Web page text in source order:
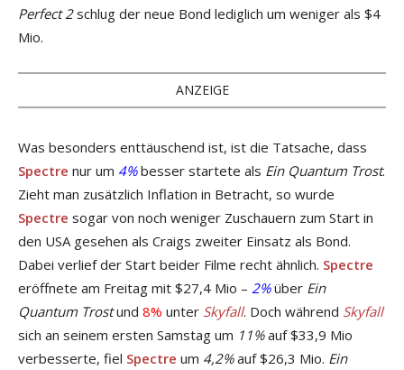
Perfect 2schlug der neue Bond lediglich um weniger als $4
Mio.
ANZEIGE
Was besonders enttäuschend ist, ist die Tatsache, dass
Spectre nur um 4%besser startete als Ein Quantum Trost.
Zieht man zusätzlich Inflation in Betracht, so wurde
Spectre sogar von noch weniger Zuschauern zum Start in
den USA gesehen als Craigs zweiter Einsatz als Bond.
Dabei verlief der Start beider Filme recht ähnlich. Spectre
eröffnete am Freitag mit $27,4 Mio – 2%über Ein
Quantum Trostund 8% unter Skyfall. Doch während Skyfall
sich an seinem ersten Samstag um 11%auf $33,9 Mio
verbesserte, fiel Spectre um 4,2%auf $26,3 Mio. Ein